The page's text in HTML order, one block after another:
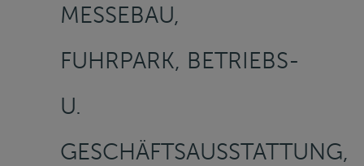
MESSEBAU,
FUHRPARK, BETRIEBS-
U.
GESCHÄFTSAUSSTATTUNG,